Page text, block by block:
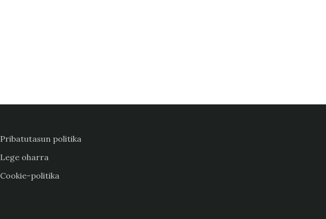
Pribatutasun politika
Lege oharra
Cookie-politika